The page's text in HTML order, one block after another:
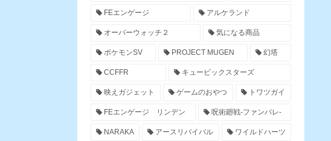
FEエンゲージ アルケランド
オーバーウォッチ２ 気になる商品
ポケモンSV PROJECT MUGEN 幻塔
CCFFR キュービックスターズ
映えガジェット ゲームのおやつ トワツガイ
FEエンゲージ リンデン 呪術廻戦-ファンパレ-
NARAKA アースリバイバル ワイルドハーツ